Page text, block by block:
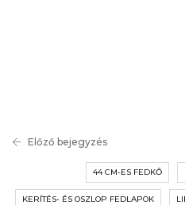
Előző bejegyzés
44 CM-ES FEDKŐ
KERÍTÉS- ÉS OSZLOP FEDLAPOK